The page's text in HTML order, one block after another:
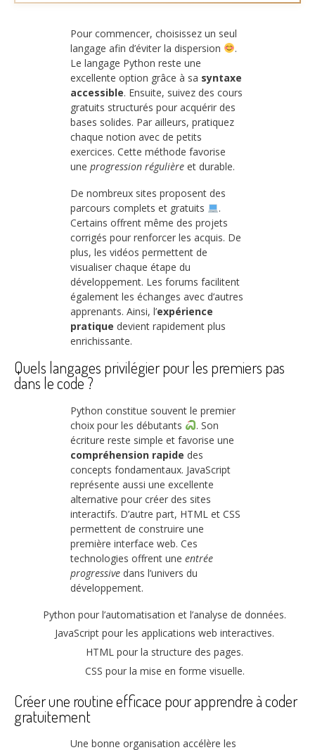
Pour commencer, choisissez un seul
langage afin d’éviter la dispersion
.
Le langage Python reste une
excellente option grâce à sa syntaxe
accessible. Ensuite, suivez des cours
gratuits structurés pour acquérir des
bases solides. Par ailleurs, pratiquez
chaque notion avec de petits
exercices. Cette méthode favorise
une progression régulière et durable.
De nombreux sites proposent des
parcours complets et gratuits
.
Certains offrent même des projets
corrigés pour renforcer les acquis. De
plus, les vidéos permettent de
visualiser chaque étape du
développement. Les forums facilitent
également les échanges avec d’autres
apprenants. Ainsi, l’expérience
pratique devient rapidement plus
enrichissante.
Quels langages privilégier pour les premiers pas
dans le code ?
Python constitue souvent le premier
choix pour les débutants
. Son
écriture reste simple et favorise une
compréhension rapide des
concepts fondamentaux. JavaScript
représente aussi une excellente
alternative pour créer des sites
interactifs. D’autre part, HTML et CSS
permettent de construire une
première interface web. Ces
technologies offrent une entrée
progressive dans l’univers du
développement.
Python pour l’automatisation et l’analyse de données.
JavaScript pour les applications web interactives.
HTML pour la structure des pages.
CSS pour la mise en forme visuelle.
Créer une routine efficace pour apprendre à coder
gratuitement
Une bonne organisation accélère les